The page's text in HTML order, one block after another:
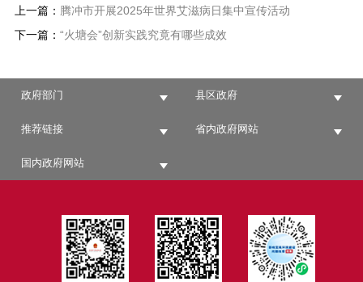
上一篇： 腾冲市开展2025年世界艾滋病日集中宣传活动
下一篇： “火塘会”创新实践究竟有哪些成效
政府部门 县区政府
推荐链接 省内政府网站
国内政府网站